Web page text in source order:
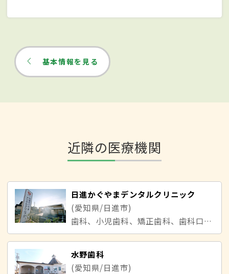
基本情報を見る
近隣の医療機関
日進かぐやまデンタルクリニック
(愛知県/日進市)
歯科、小児歯科、矯正歯科、歯科口腔外科
水野歯科
(愛知県/日進市)